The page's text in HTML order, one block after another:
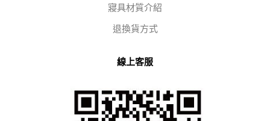
寢具材質介紹
退換貨方式
線上客服